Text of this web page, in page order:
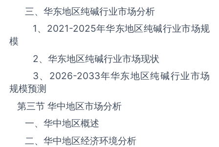
三、华东地区纯碱‌‌‌行业市场分析
1、 2021-2025年华东地区纯碱‌‌‌行业市场规
模
2、华东地区纯碱‌‌‌行业市场现状
3、 2026-2033年华东地区纯碱‌‌‌行业市场
规模预测
第三节 华中地区市场分析
一、华中地区概述
二、华中地区经济环境分析